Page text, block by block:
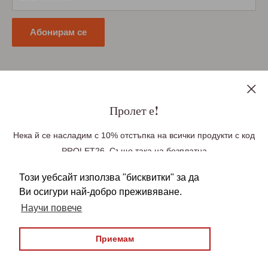
Този уебсайт използва "бисквитки" за да
Ви осигури най-добро преживяване.
Научи повече
Приемам
Пролет е!
Нека й се насладим с 10% отстъпка на всички продукти с код
PROLET26. Също така на безплатна
над £100, Германия при поръчка над £85(99
Euro), Европа при поръчка над £140 (163 Euro).
Безплатната доставка се прилага
автоматично във вашата количка. Над
22,950 българи зад граница вече ни се
Абонирам се